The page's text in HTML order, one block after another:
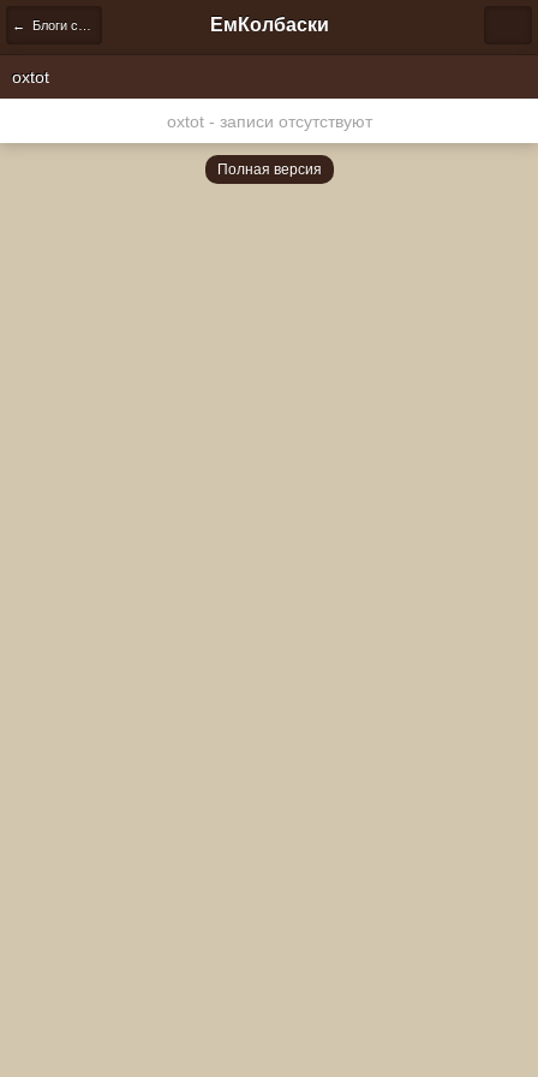
← Блоги сообщества ЕмКолбаски
oxtot
oxtot - записи отсутствуют
Полная версия